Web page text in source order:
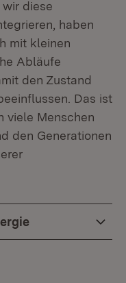
diese
haben
mit kleinen
Abläufe
den Zustand
Das ist
viele Menschen
den Generationen